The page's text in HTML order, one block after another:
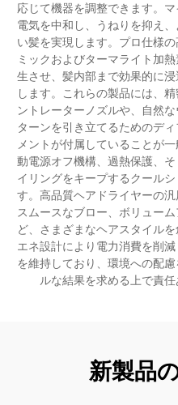
応じて機器を調整できます。
電気を中和し、うねりを抑え
い髪を実現します。プロ仕様
ミックおよびターマライト加
生させ、髪内部まで効果的に
します。これらの製品には、
ントレーターノズルや、自然
ターンを引き立てるためのデ
メントが付属していることが
動電源オフ機構、過熱保護、
イリングをキープするクール
す。高品質ヘアドライヤーの
スムースなブロー、ボリュー
ど、さまざまなヘアスタイル
エネ設計により電力消費を削
を維持しており、環境への配
ルな結果を求める上で責任
新製品